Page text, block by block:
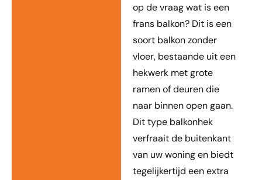
op de vraag wat is een
frans balkon? Dit is een
soort balkon zonder
vloer, bestaande uit een
hekwerk met grote
ramen of deuren die
naar binnen open gaan.
Dit type balkonhek
verfraait de buitenkant
van uw woning en biedt
tegelijkertijd een extra